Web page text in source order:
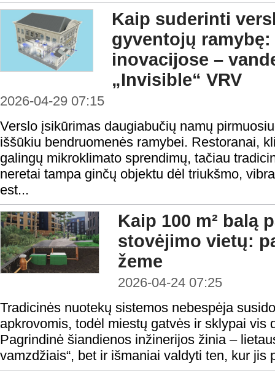
Kaip suderinti
gyventojų
inovacijose –
„Invisible“ VRV
2026-04-29 07:15
Verslo įsikūrimas daugiabučių namų
iššūkiu bendruomenės ramybei. Restoranai,
galingų mikroklimato sprendimų, tačiau
neretai tampa ginčų objektu dėl triukšmo,
est...
Kaip 100 m² balą
stovėjimo vietų:
žeme
2026-04-24 07:25
Tradicinės nuotekų sistemos nebespėja
apkrovomis, todėl miestų gatvės ir sklypai vis
Pagrindinė šiandienos inžinerijos žinia –
vamzdžiais“, bet ir išmaniai valdyti ten, kur jis